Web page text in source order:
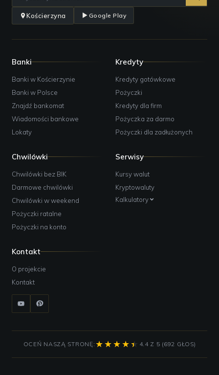
Kościerzyna Google Play
Banki
Banki w Kościerzynie
Banki w Polsce
Znajdź bankomat
Wiadomości bankowe
Lokaty
Kredyty
Kredyty gotówkowe
Pożyczki
Kredyty dla firm
Pożyczka za darmo
Pożyczki dla zadłużonych
Chwilówki
Chwilówki bez BIK
Darmowe chwilówki
Chwilówki w weekend
Pożyczki ratalne
Pożyczki na konto
Serwisy
Kursy walut
Kryptowaluty
Kalkulatory
Kontakt
O projekcie
Kontakt
OCEŃ NASZĄ STRONĘ: 4.4 Z 5 (692 GŁOS)